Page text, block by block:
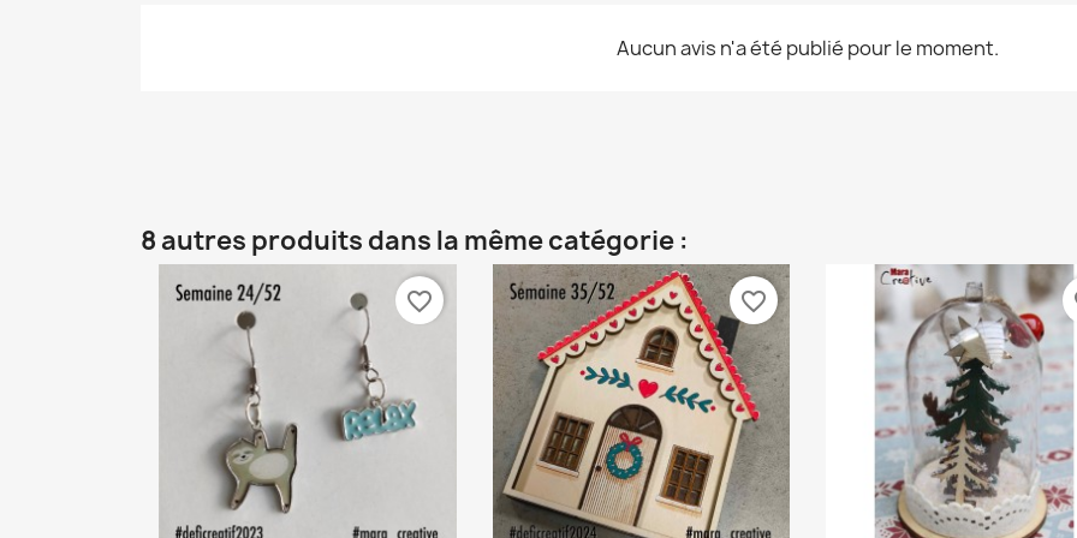
Aucun avis n'a été publié pour le moment.
8 autres produits dans la même catégorie :
favorite_border favorite_border